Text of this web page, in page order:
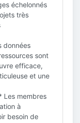
échelonnés
très
données
sont
efficace,
et une
Les membres
à
besoin de